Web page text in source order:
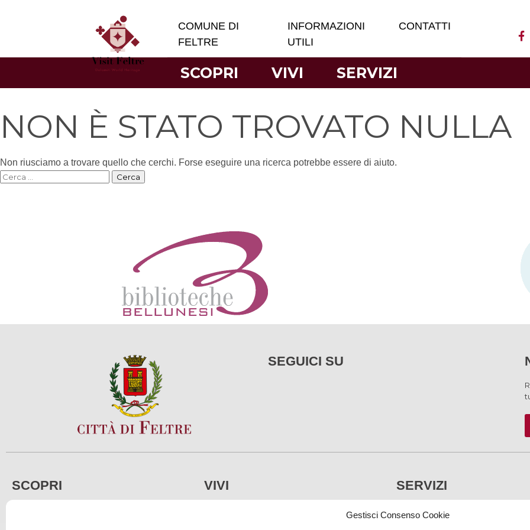
Gestisci Consenso Cookie
COMUNE DI
FELTRE
INFORMAZIONI
UTILI
CONTATTI
SCOPRI VIVI SERVIZI
NON È STATO TROVATO NULLA
Non riusciamo a trovare quello che cerchi. Forse eseguire una ricerca potrebbe essere di aiuto.
SEGUICI SU
SCOPRI VIVI SERVIZI